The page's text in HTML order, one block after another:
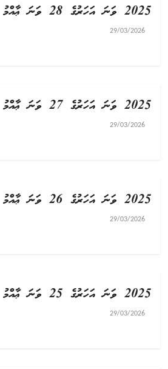
2025 ވަނަ އަހަރުގެ 28 ވަނަ ޢާއްމު ޖަލްސާގެ އެޖެންޑާ
29/03/2026
2025 ވަނަ އަހަރުގެ 27 ވަނަ ޢާއްމު ޖަލްސާގެ އެޖެންޑާ
29/03/2026
2025 ވަނަ އަހަރުގެ 26 ވަނަ ޢާއްމު ޖަލްސާގެ އެޖެންޑާ
29/03/2026
2025 ވަނަ އަހަރުގެ 25 ވަނަ ޢާއްމު ޖަލްސާގެ އެޖެންޑާ
29/03/2026